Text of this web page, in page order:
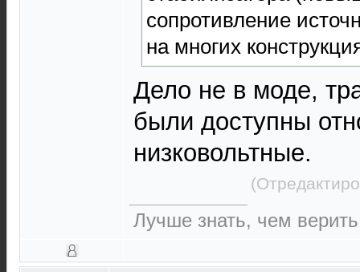
сопротивление
на многих
Дело не в моде,
были доступны
низковольтные.
Лучше знать, чем